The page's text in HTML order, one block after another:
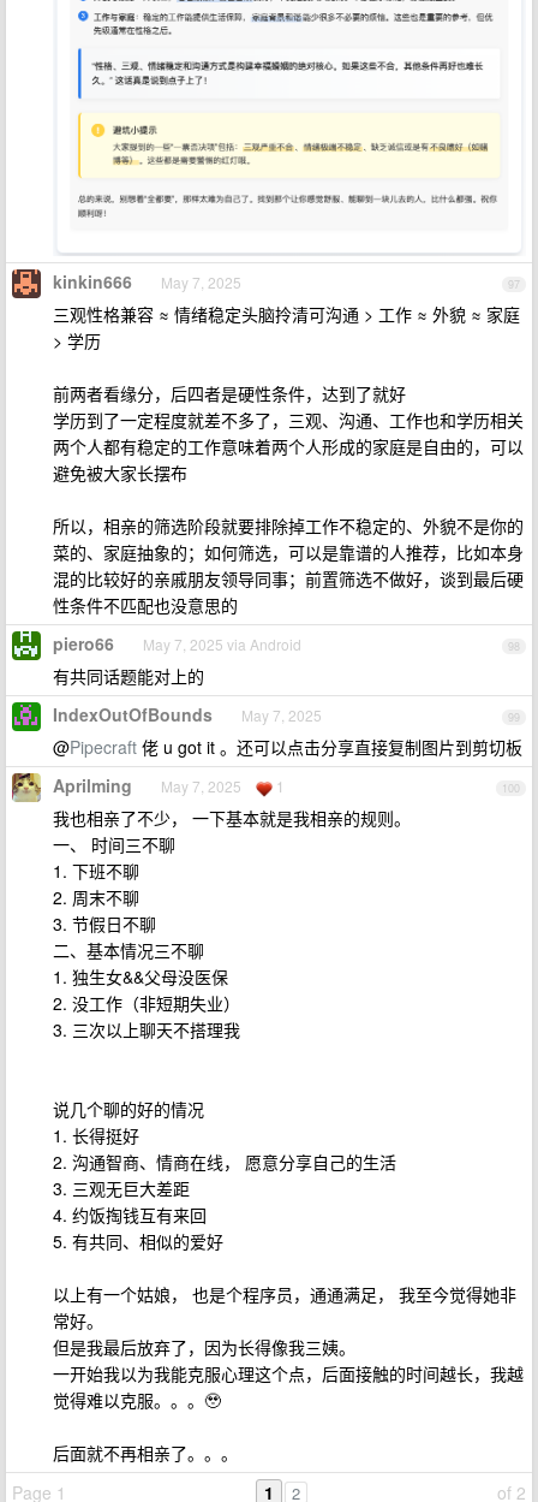
97
kinkin666 May 7, 2025
三观性格兼容 ≈ 情绪稳定头脑拎清可沟通 > 工作 ≈ 外貌 ≈ 家庭
> 学历
前两者看缘分，后四者是硬性条件，达到了就好
学历到了一定程度就差不多了，三观、沟通、工作也和学历相关
两个人都有稳定的工作意味着两个人形成的家庭是自由的，可以
避免被大家长摆布
所以，相亲的筛选阶段就要排除掉工作不稳定的、外貌不是你的
菜的、家庭抽象的；如何筛选，可以是靠谱的人推荐，比如本身
混的比较好的亲戚朋友领导同事；前置筛选不做好，谈到最后硬
性条件不匹配也没意思的
98
piero66 May 7, 2025 via Android
有共同话题能对上的
99
IndexOutOfBounds May 7, 2025
@Pipecraft 佬 u got it 。还可以点击分享直接复制图片到剪切板
100
Aprilming May 7, 2025 1
我也相亲了不少， 一下基本就是我相亲的规则。
一、 时间三不聊
1. 下班不聊
2. 周末不聊
3. 节假日不聊
二、基本情况三不聊
1. 独生女&&父母没医保
2. 没工作（非短期失业）
3. 三次以上聊天不搭理我
说几个聊的好的情况
1. 长得挺好
2. 沟通智商、情商在线， 愿意分享自己的生活
3. 三观无巨大差距
4. 约饭掏钱互有来回
5. 有共同、相似的爱好
以上有一个姑娘， 也是个程序员，通通满足， 我至今觉得她非
常好。
但是我最后放弃了，因为长得像我三姨。
一开始我以为我能克服心理这个点，后面接触的时间越长，我越
觉得难以克服。。。🥹
后面就不再相亲了。。。
Page 1
of 2
1 2